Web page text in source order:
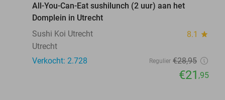
All-You-Can-Eat sushilunch (2 uur) aan het
Domplein in Utrecht
Sushi Koi Utrecht
8.1 star
Utrecht
Verkocht: 2.728
Regulier €28,95
€21 ,95